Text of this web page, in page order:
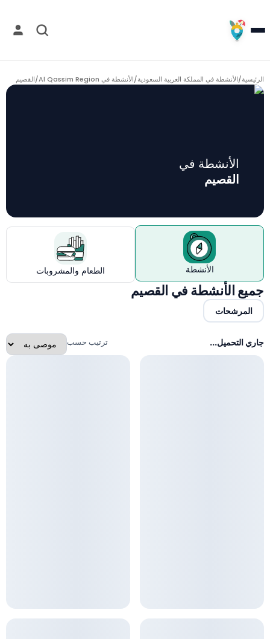
الرئيسية/الأنشطة في المملكة العربية السعودية/الأنشطة في Al Qassim Region /القصيم
الأنشطة في
القصيم
الأنشطة الطعام والمشروبات
جميع الأنشطة في القصيم
المرشحات
جاري التحميل... ترتيب حسب